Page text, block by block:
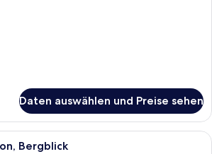
Daten auswählen und Preise sehen
Ein Doppelbett mit zwei
Bergblick